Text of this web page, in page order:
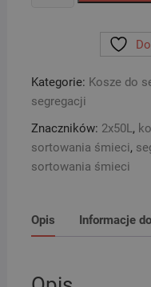
2x50
L
TEDE
MINI
Kategorie: Kosze do
segregacji
Znaczników: 2x50L,
sortowania śmieci,
sortowania śmieci
Opis Informacje